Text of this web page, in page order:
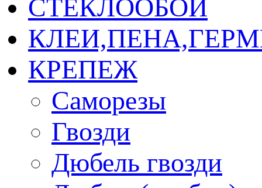
СТЕКЛООБОИ
КРЕПЕЖ
Саморезы
Гвозди
Дюбель гвозди